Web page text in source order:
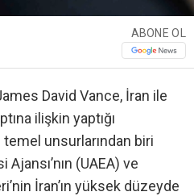
ABONE OL
David Vance, İran ile
ilişkin yaptığı
temel unsurlarından biri
(UAEA) ve
İran’ın yüksek düzeyde